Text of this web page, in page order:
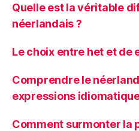
Quelle est la véritable
néerlandais ?
Le choix entre het et de
Comprendre le
expressions
Comment surmonter la